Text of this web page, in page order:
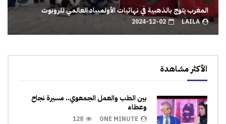
المغرب يتوج بالذهبية في نهائيات الأولمبياد العالمي للروبوت
LAILA
2024-12-02
الأكثر مشاهدة
بين الطب والعمل الجمعوي.. مسيرة نجاح
وعطاء
ONE MINUTE
128